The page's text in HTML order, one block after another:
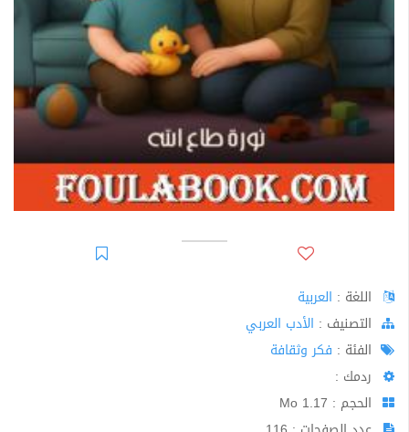
اللغة : العربية
اﻟﺘﺼﻨﻴﻒ : الأدب العربي
الفئة : فكر وثقافة
ردمك :
الحجم : 1.17 Mo